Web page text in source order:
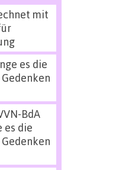
mit
es die
BdA
es die